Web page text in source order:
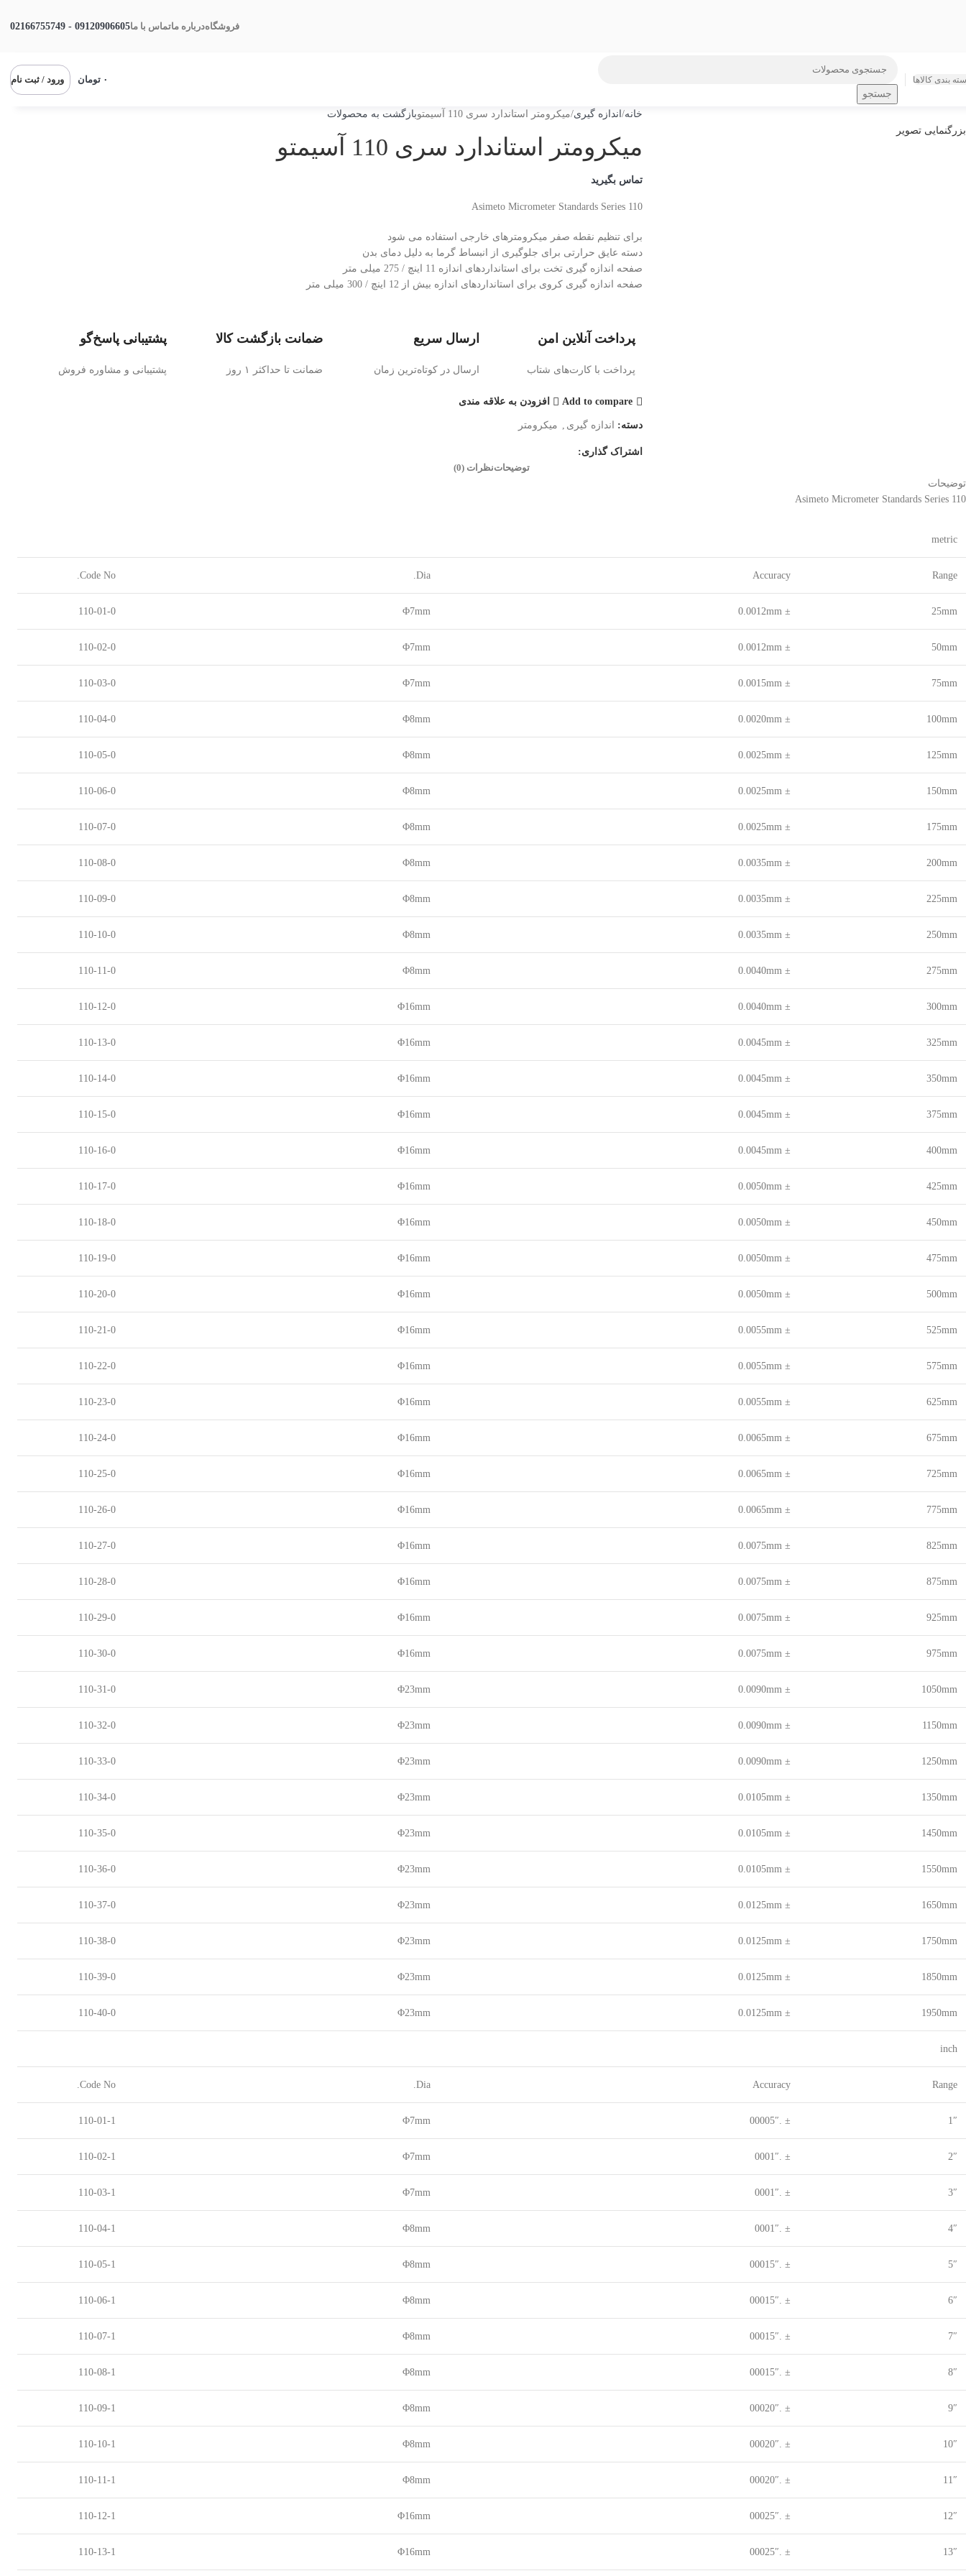
فروشگاهدرباره ماتماس با ما09120906605 - 02166755749
بندی کالاها
جستجو
۰ تومان ورود / ثبت نام
بزرگنمایی تصویر
خانه اندازه گیری میکرومتر استاندارد سری 110 آسیمتو بازگشت به محصولات
میکرومتر استاندارد سری 110 آسیمتو
تماس بگیرید
Asimeto Micrometer Standards Series 110
برای تنظیم نقطه صفر میکرومترهای خارجی استفاده می شود
دسته عایق حرارتی برای جلوگیری از انبساط گرما به دلیل دمای بدن
صفحه اندازه گیری تخت برای استانداردهای اندازه 11 اینچ / 275 میلی متر
صفحه اندازه گیری کروی برای استانداردهای اندازه بیش از 12 اینچ / 300 میلی متر
پرداخت آنلاین امن
پرداخت با کارت‌های شتاب
ارسال سریع
ارسال در کوتاه‌ترین زمان
ضمانت بازگشت کالا
ضمانت تا حداکثر ۱ روز
پشتیبانی پاسخ‌گو
پشتیبانی و مشاوره فروش
Add to compare افزودن به علاقه مندی
دسته: اندازه گیری , میکرومتر
اشتراک گذاری:
توضیحاتنظرات (0)
توضیحات
Asimeto Micrometer Standards Series 110
metric
Range
Accuracy
Dia.
Code No.
25mm
± 0.0012mm
Φ7mm
110-01-0
50mm
± 0.0012mm
Φ7mm
110-02-0
75mm
± 0.0015mm
Φ7mm
110-03-0
100mm
± 0.0020mm
Φ8mm
110-04-0
125mm
± 0.0025mm
Φ8mm
110-05-0
150mm
± 0.0025mm
Φ8mm
110-06-0
175mm
± 0.0025mm
Φ8mm
110-07-0
200mm
± 0.0035mm
Φ8mm
110-08-0
225mm
± 0.0035mm
Φ8mm
110-09-0
250mm
± 0.0035mm
Φ8mm
110-10-0
275mm
± 0.0040mm
Φ8mm
110-11-0
300mm
± 0.0040mm
Φ16mm
110-12-0
325mm
± 0.0045mm
Φ16mm
110-13-0
350mm
± 0.0045mm
Φ16mm
110-14-0
375mm
± 0.0045mm
Φ16mm
110-15-0
400mm
± 0.0045mm
Φ16mm
110-16-0
425mm
± 0.0050mm
Φ16mm
110-17-0
450mm
± 0.0050mm
Φ16mm
110-18-0
475mm
± 0.0050mm
Φ16mm
110-19-0
500mm
± 0.0050mm
Φ16mm
110-20-0
525mm
± 0.0055mm
Φ16mm
110-21-0
575mm
± 0.0055mm
Φ16mm
110-22-0
625mm
± 0.0055mm
Φ16mm
110-23-0
675mm
± 0.0065mm
Φ16mm
110-24-0
725mm
± 0.0065mm
Φ16mm
110-25-0
775mm
± 0.0065mm
Φ16mm
110-26-0
825mm
± 0.0075mm
Φ16mm
110-27-0
875mm
± 0.0075mm
Φ16mm
110-28-0
925mm
± 0.0075mm
Φ16mm
110-29-0
975mm
± 0.0075mm
Φ16mm
110-30-0
1050mm
± 0.0090mm
Φ23mm
110-31-0
1150mm
± 0.0090mm
Φ23mm
110-32-0
1250mm
± 0.0090mm
Φ23mm
110-33-0
1350mm
± 0.0105mm
Φ23mm
110-34-0
1450mm
± 0.0105mm
Φ23mm
110-35-0
1550mm
± 0.0105mm
Φ23mm
110-36-0
1650mm
± 0.0125mm
Φ23mm
110-37-0
1750mm
± 0.0125mm
Φ23mm
110-38-0
1850mm
± 0.0125mm
Φ23mm
110-39-0
1950mm
± 0.0125mm
Φ23mm
110-40-0
inch
Range
Accuracy
Dia.
Code No.
1″
± .00005″
Φ7mm
110-01-1
2″
± .0001″
Φ7mm
110-02-1
3″
± .0001″
Φ7mm
110-03-1
4″
± .0001″
Φ8mm
110-04-1
5″
± .00015″
Φ8mm
110-05-1
6″
± .00015″
Φ8mm
110-06-1
7″
± .00015″
Φ8mm
110-07-1
8″
± .00015″
Φ8mm
110-08-1
9″
± .00020″
Φ8mm
110-09-1
10″
± .00020″
Φ8mm
110-10-1
11″
± .00020″
Φ8mm
110-11-1
12″
± .00025″
Φ16mm
110-12-1
13″
± .00025″
Φ16mm
110-13-1